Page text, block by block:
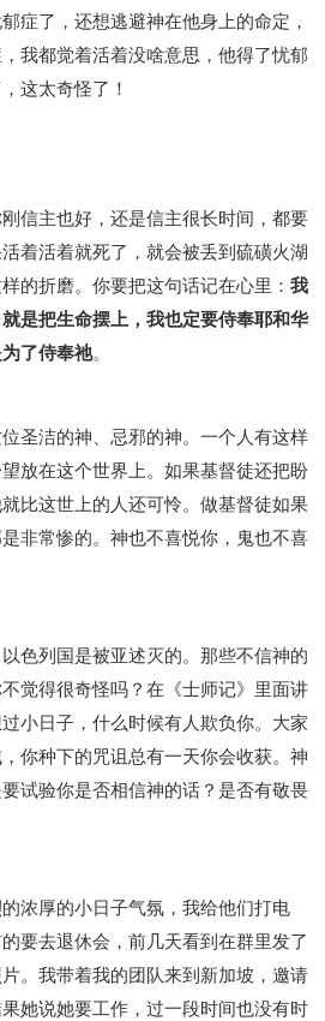
症了，还想逃避神在他身上的命定，
我都觉着活着没啥意思，他得了忧郁
这太奇怪了！
信主也好，还是信主很长时间，都要
着活着就死了，就会被丢到硫磺火湖
的折磨。你要把这句话记在心里： 我
是把生命摆上，我也定要侍奉耶和华
了侍奉祂。
圣洁的神、忌邪的神。一个人有这样
放在这个世界上。如果基督徒还把盼
比这世上的人还可怜。做基督徒如果
非常惨的。神也不喜悦你，鬼也不喜
色列国是被亚述灭的。那些不信神的
觉得很奇怪吗？在《士师记》里面讲
小日子，什么时候有人欺负你。大家
你种下的咒诅总有一天你会收获。神
试验你是否相信神的话？是否有敬畏
浓厚的小日子气氛，我给他们打电
要去退休会，前几天看到在群里发了
。我带着我的团队来到新加坡，邀请
她说她要工作，过一段时间也没有时